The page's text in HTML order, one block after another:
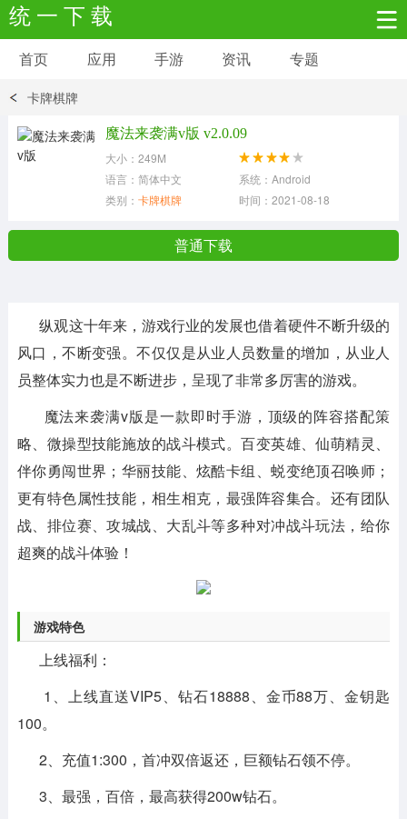
统 一 下 载
安卓应用 安卓游戏
系统工具 其它应用
首页 应用 手游 资讯 专题
卡牌棋牌
魔法来袭满v版 v2.0.09
大小：249M
语言：简体中文
系统：Android
类别： 卡牌棋牌 时间：2021-08-18
普通下载
纵观这十年来，游戏行业的发展也借着硬件不断升级的
风口，不断变强。不仅仅是从业人员数量的增加，从业人
员整体实力也是不断进步，呈现了非常多厉害的游戏。
魔法来袭满v版是一款即时手游，顶级的阵容搭配策
略、微操型技能施放的战斗模式。百变英雄、仙萌精灵、
伴你勇闯世界；华丽技能、炫酷卡组、蜕变绝顶召唤师；
更有特色属性技能，相生相克，最强阵容集合。还有团队
战、排位赛、攻城战、大乱斗等多种对冲战斗玩法，给你
超爽的战斗体验！
游戏特色
上线福利：
1、上线直送VIP5、钻石18888、金币88万、金钥匙
100。
2、充值1:300，首冲双倍返还，巨额钻石领不停。
3、最强，百倍，最高获得200w钻石。